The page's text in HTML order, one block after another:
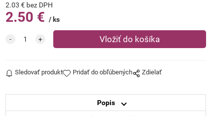
2.03 € bez DPH
2.50 € ks
Sledovať produkt Pridať do obľúbených Zdielať
Popis